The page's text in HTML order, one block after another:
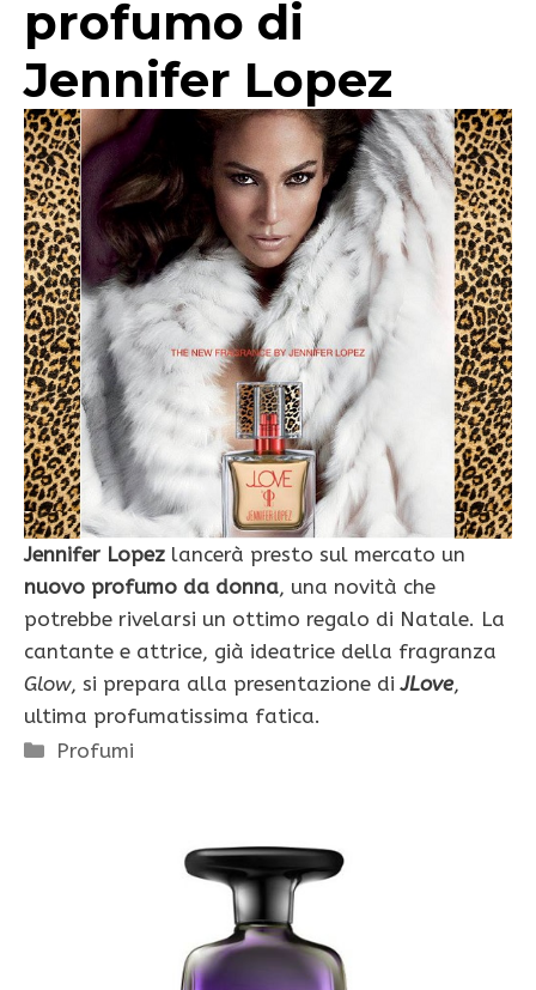
profumo di
Jennifer Lopez
Jennifer Lopez lancerà presto sul mercato un
nuovo profumo da donna, una novità che
potrebbe rivelarsi un ottimo regalo di Natale. La
cantante e attrice, già ideatrice della fragranza
Glow, si prepara alla presentazione diJLove,
ultima profumatissima fatica.
Categorie
Profumi